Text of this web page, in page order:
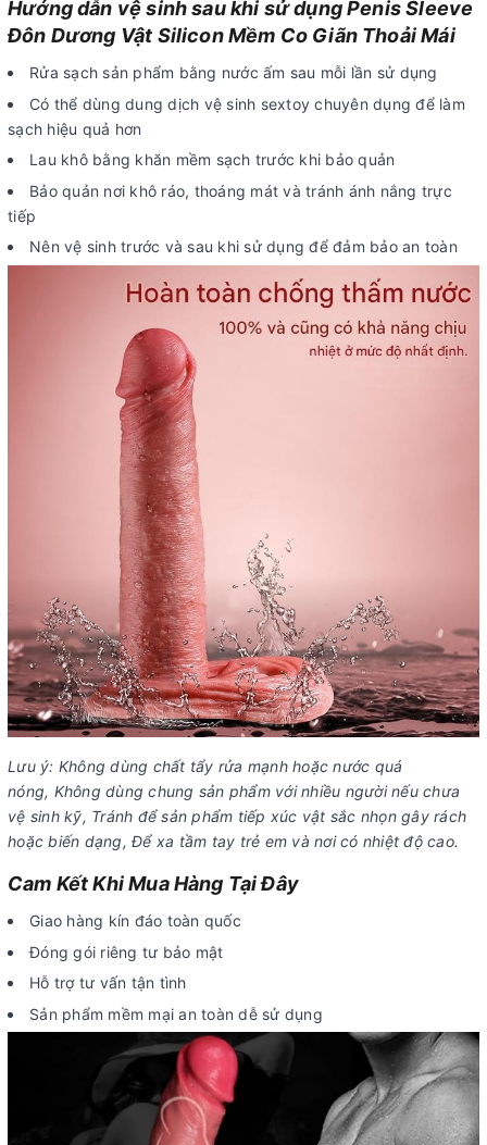
Hướng dẫn vệ sinh sau khi sử dụng Penis Sleeve
Đôn Dương Vật Silicon Mềm Co Giãn Thoải Mái
Rửa sạch sản phẩm bằng nước ấm sau mỗi lần sử dụng
Có thể dùng dung dịch vệ sinh sextoy chuyên dụng để làm
sạch hiệu quả hơn
Lau khô bằng khăn mềm sạch trước khi bảo quản
Bảo quản nơi khô ráo, thoáng mát và tránh ánh nắng trực
tiếp
Nên vệ sinh trước và sau khi sử dụng để đảm bảo an toàn
Lưu ý: Không dùng chất tẩy rửa mạnh hoặc nước quá
nóng, Không dùng chung sản phẩm với nhiều người nếu chưa
vệ sinh kỹ, Tránh để sản phẩm tiếp xúc vật sắc nhọn gây rách
hoặc biến dạng, Để xa tầm tay trẻ em và nơi có nhiệt độ cao.
Cam Kết Khi Mua Hàng Tại Đây
Giao hàng kín đáo toàn quốc
Đóng gói riêng tư bảo mật
Hỗ trợ tư vấn tận tình
Sản phẩm mềm mại an toàn dễ sử dụng